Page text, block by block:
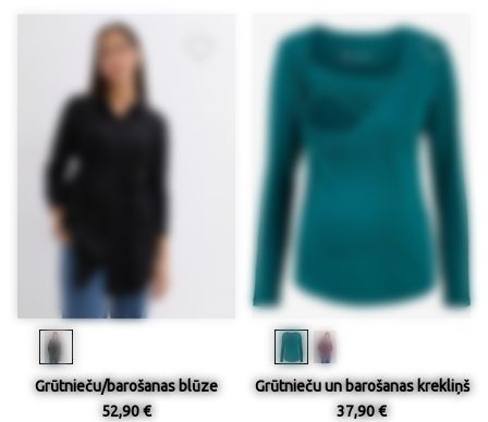
Grūtnieču/barošanas blūze
52,90 €
Grūtnieču un barošanas krekliņš
37,90 €